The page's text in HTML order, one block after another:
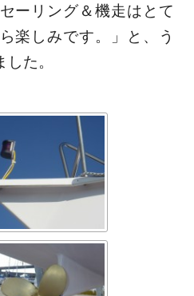
ーリング＆機走はとて
楽しみです。」と、う
た。